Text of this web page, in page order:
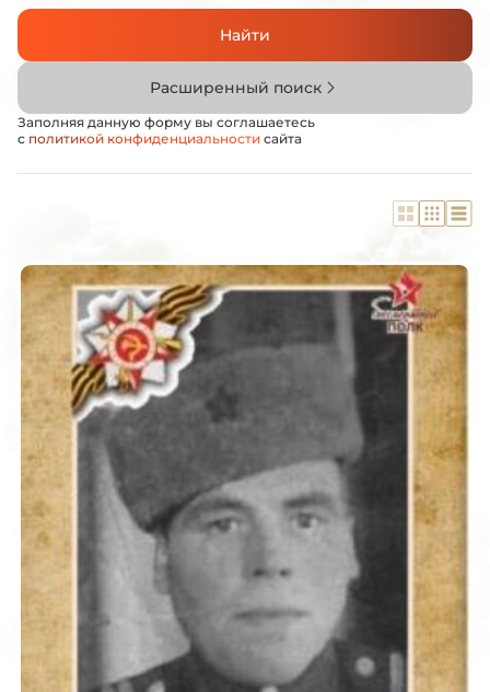
Найти
Расширенный поиск
Заполняя данную форму вы соглашаетесь
с политикой конфиденциальности сайта